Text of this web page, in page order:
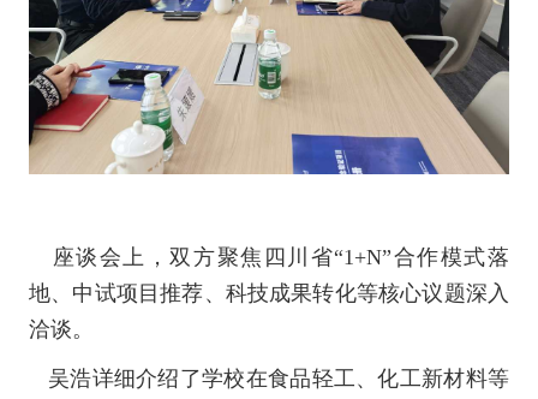
座谈会上，双方聚焦四川省“1+N”合作模式落
地、中试项目推荐、科技成果转化等核心议题深入
洽谈。
吴浩详细介绍了学校在食品轻工、化工新材料等